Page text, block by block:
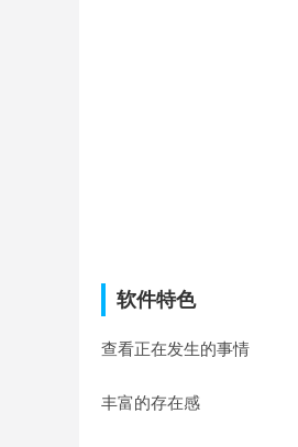
软件特色
查看正在发生的事情
丰富的存在感